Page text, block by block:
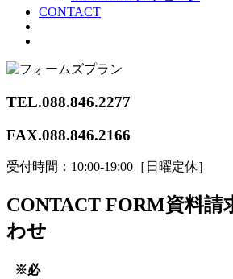
CONTACT
TEL.088.846.2277
FAX.088.846.2166
受付時間：10:00-19:00［日曜定休］
CONTACT FORM資料請
わせ
※必